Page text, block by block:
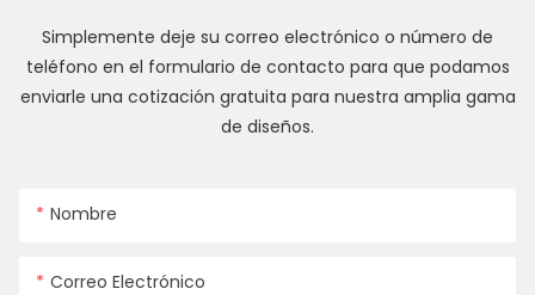
Simplemente deje su correo electrónico o número de
teléfono en el formulario de contacto para que podamos
enviarle una cotización gratuita para nuestra amplia gama
de diseños.
Nombre
Correo Electrónico